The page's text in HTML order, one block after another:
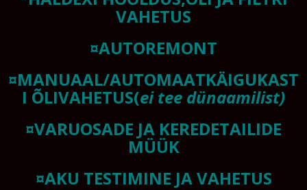
VAHETUS
¤AUTOREMONT
¤MANUAAL/AUTOMAATKÄIGUKAST
I ÕLIVAHETUS(ei tee dünaamilist)
¤VARUOSADE JA KEREDETAILIDE
MÜÜK
¤AKU TESTIMINE JA VAHETUS